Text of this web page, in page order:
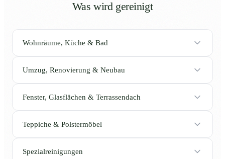
Was wird gereinigt
Wohnräume, Küche & Bad
Umzug, Renovierung & Neubau
Fenster, Glasflächen & Terrassendach
Teppiche & Polstermöbel
Spezialreinigungen